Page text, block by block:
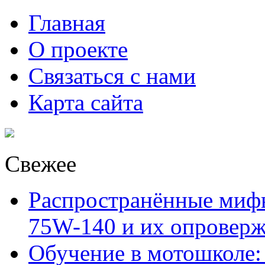
Главная
О проекте
Связаться с нами
Карта сайта
Свежее
Распространённые
75W-140 и их
Обучение в